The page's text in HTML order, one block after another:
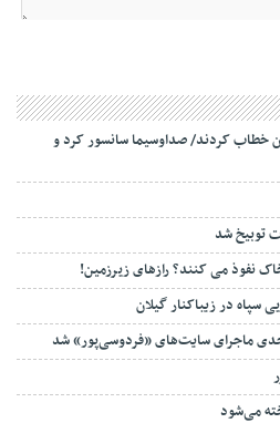
خطاب کردند/ صداوسیما سانسور کرد و
توبیخ شد
نفوذ می کنند؟ رازهای زیرزمین!
سپاه در زیباکنار گیلان
ماجرای سایت‌های «فردوسی‌پور» شد